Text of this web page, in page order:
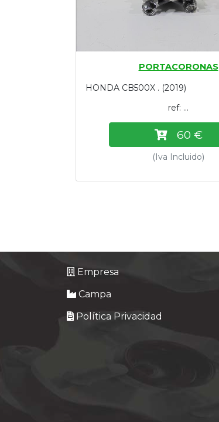
PORTACORONAS
HONDA CB500X . (2019)
ref: ...
60 €
(Iva Incluido)
Empresa
Campa
Política Privacidad